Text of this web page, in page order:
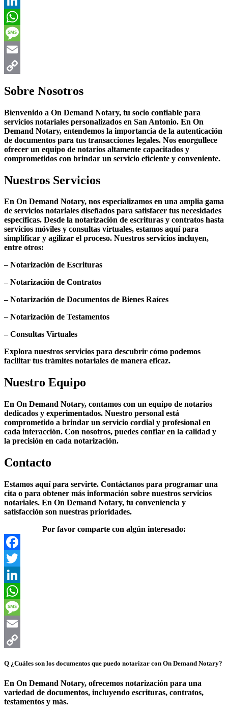
Sobre Nosotros
Bienvenido a On Demand Notary, tu socio confiable para
servicios notariales personalizados en San Antonio. En On
Demand Notary, entendemos la importancia de la autenticación
de documentos para tus transacciones legales. Nos enorgullece
ofrecer un equipo de notarios altamente capacitados y
comprometidos con brindar un servicio eficiente y conveniente.
Nuestros Servicios
En On Demand Notary, nos especializamos en una amplia gama
de servicios notariales diseñados para satisfacer tus necesidades
específicas. Desde la notarización de escrituras y contratos hasta
servicios móviles y consultas virtuales, estamos aquí para
simplificar y agilizar el proceso. Nuestros servicios incluyen,
entre otros:
– Notarización de Escrituras
– Notarización de Contratos
– Notarización de Documentos de Bienes Raíces
– Notarización de Testamentos
– Consultas Virtuales
Explora nuestros servicios para descubrir cómo podemos
facilitar tus trámites notariales de manera eficaz.
Nuestro Equipo
En On Demand Notary, contamos con un equipo de notarios
dedicados y experimentados. Nuestro personal está
comprometido a brindar un servicio cordial y profesional en
cada interacción. Con nosotros, puedes confiar en la calidad y
la precisión en cada notarización.
Contacto
Estamos aquí para servirte. Contáctanos para programar una
cita o para obtener más información sobre nuestros servicios
notariales. En On Demand Notary, tu conveniencia y
satisfacción son nuestras prioridades.
Por favor comparte con algún interesado:
Q ¿Cuáles son los documentos que puedo notarizar con On Demand Notary?
En On Demand Notary, ofrecemos notarización para una
variedad de documentos, incluyendo escrituras, contratos,
testamentos y más.